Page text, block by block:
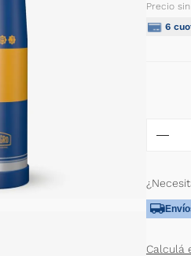
Precio
6
Calculá